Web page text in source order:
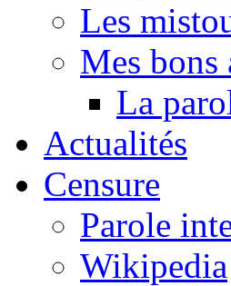
Les
Mes bons
La
Actualités
Censure
Parole
Wikipedia